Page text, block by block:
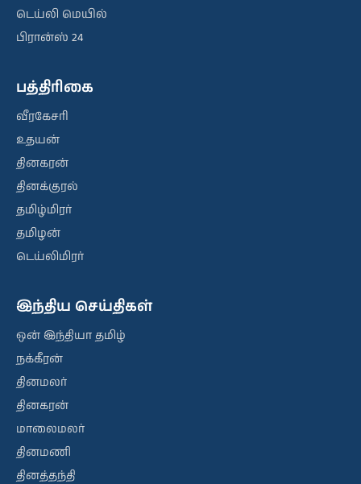
டெய்லி மெயில்
பிரான்ஸ் 24
பத்திரிகை
வீரகேசரி
உதயன்
தினகரன்
தினக்குரல்
தமிழ்மிரர்
தமிழன்
டெய்லிமிரர்
இந்திய செய்திகள்
ஒன் இந்தியா தமிழ்
நக்கீரன்
தினமலர்
தினகரன்
மாலைமலர்
தினமணி
தினத்தந்தி